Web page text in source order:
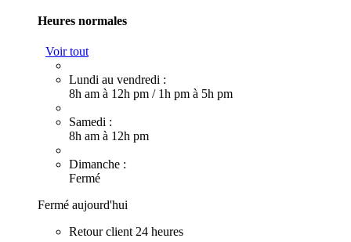
Heures normales
Voir tout
Lundi au vendredi :
8h am à 12h pm / 1h pm à 5h pm
Samedi :
8h am à 12h pm
Dimanche :
Fermé
Fermé aujourd'hui
Retour client 24 heures